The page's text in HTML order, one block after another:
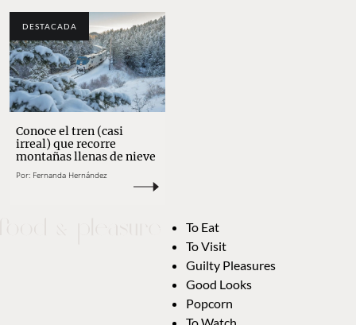
DESTACADA
Conoce el tren (casi
irreal) que recorre
montañas llenas de nieve
Por: Fernanda Hernández
To Eat
To Visit
Guilty Pleasures
Good Looks
Popcorn